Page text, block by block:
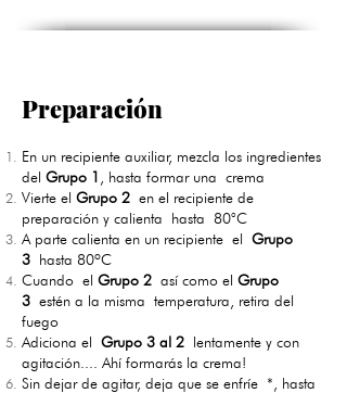
Preparación
En un recipiente auxiliar, mezcla los ingredientes
del Grupo 1
, hasta formar una crema
Vierte el Grupo 2 en el recipiente de
preparación y calienta hasta 80°C
A parte calienta en un recipiente el Grupo
3 hasta 80ºC
Cuando el Grupo 2 así como el Grupo
3 estén a la misma temperatura, retira del
fuego
Adiciona el Grupo 3 al 2 lentamente y con
agitación.... Ahí formarás la crema!
Sin dejar de agitar, deja que se enfríe *, hasta